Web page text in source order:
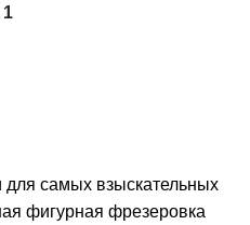
1
самых взыскательных